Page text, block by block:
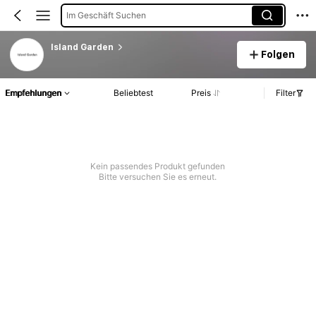
Im Geschäft Suchen
Island Garden
Folgen
Empfehlungen Beliebtest Preis Filter
Kein passendes Produkt gefunden
Bitte versuchen Sie es erneut.